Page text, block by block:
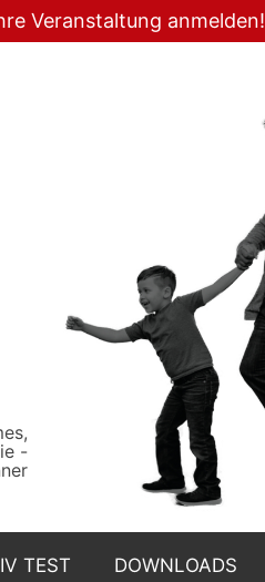
Veranstaltung anmelden!
-
TEST DOWNLOADS